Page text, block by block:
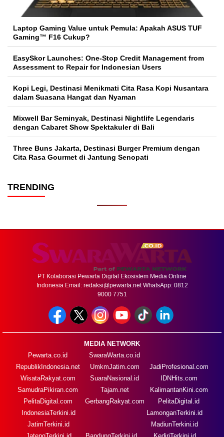
Laptop Gaming Value untuk Pemula: Apakah ASUS TUF
Gaming™ F16 Cukup?
EasySkor Launches: One-Stop Credit Management from
Assessment to Repair for Indonesian Users
Kopi Legi, Destinasi Menikmati Cita Rasa Kopi Nusantara
dalam Suasana Hangat dan Nyaman
Mixwell Bar Seminyak, Destinasi Nightlife Legendaris
dengan Cabaret Show Spektakuler di Bali
Three Buns Jakarta, Destinasi Burger Premium dengan
Cita Rasa Gourmet di Jantung Senopati
TRENDING
PT Kolaborasi Pewarta Digital Ekosistem Media Online
Indonesia Email: redaksi@pewarta.netWhatsApp: 0812
9000 7751
MEDIA NETWORK
Pewarta.co.id
RepublikIndonesia.net
WisataRakyat.com
SamudraPikiran.com
PelitaDigital.com
SwaraWarta.co.id
UmkmJatim.com
SuaraNasional.id
Tajam.net
GerbangRakyat.com
JadiProfesional.com
IDNHits.com
KalimantanKini.com
PelitaDigital.id
IndonesiaTerkini.id
JatimTerkini.id
LamonganTerkini.id
MadiunTerkini.id